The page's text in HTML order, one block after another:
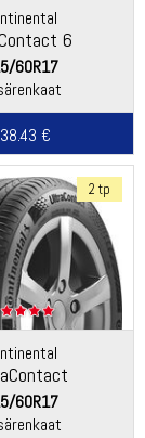
6
60R17
€
2 tp
60R17